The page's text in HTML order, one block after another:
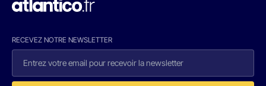
RECEVEZ NOTRE NEWSLETTER